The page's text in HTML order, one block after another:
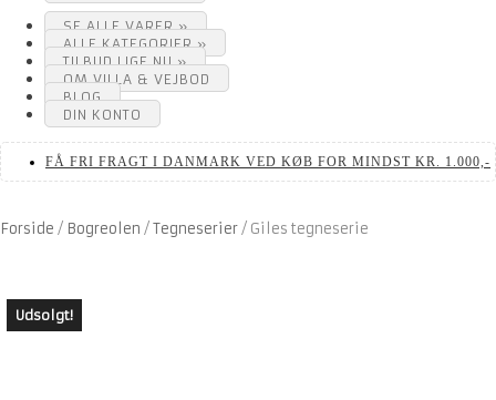
SE ALLE VARER »
ALLE KATEGORIER »
TILBUD LIGE NU »
OM VILLA & VEJBOD
BLOG
DIN KONTO
FÅ FRI FRAGT I DANMARK VED KØB FOR MINDST KR. 1.000,-
Forside / Bogreolen /Tegneserier/ Giles tegneserie
Udsolgt!